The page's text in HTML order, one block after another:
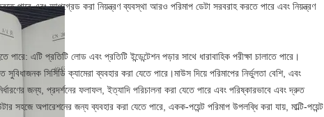
পারে এবং আপগ্রেড করা নিয়ন্ত্রণ ব্যবস্থা আরও পরিমাপ ডেটা সরবরাহ করতে পারে এবং নিয়ন্ত্রণ
পারে: এটি প্রতিটি লোড এবং প্রতিটি ইন্ডেন্টেশন পড়ার সাথে ধারাবাহিক পরীক্ষা চালাতে পারে।
সুবিধাজনক সিসিডি ক্যামেরা ব্যবহার করা যেতে পারে।মাউস দিয়ে পরিমাপের নির্ভুলতা বেশি, এবং
জন্য, প্রদর্শনের ফলাফল, ইত্যাদি পরিচালনা করা যেতে পারে এবং পরিষ্কারভাবে এবং দ্রুত
সহজে অপারেশনের জন্য ব্যবহার করা যেতে পারে, একক-পয়েন্ট পরিমাপ উপলব্ধি করা যায়, মাল্টি-পয়েন্ট